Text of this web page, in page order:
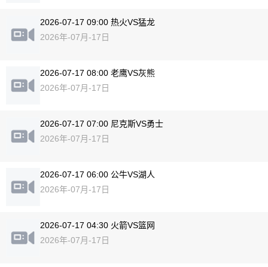
2026-07-17 09:00 热火VS猛龙
2026年-07月-17日
2026-07-17 08:00 老鹰VS灰熊
2026年-07月-17日
2026-07-17 07:00 尼克斯VS勇士
2026年-07月-17日
2026-07-17 06:00 公牛VS湖人
2026年-07月-17日
2026-07-17 04:30 火箭VS篮网
2026年-07月-17日